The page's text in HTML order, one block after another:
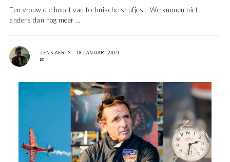
Een vrouw die houdt van technische snufjes… We kunnen niet
anders dan nog meer ...
JENS AERTS 18 JANUARI 2019